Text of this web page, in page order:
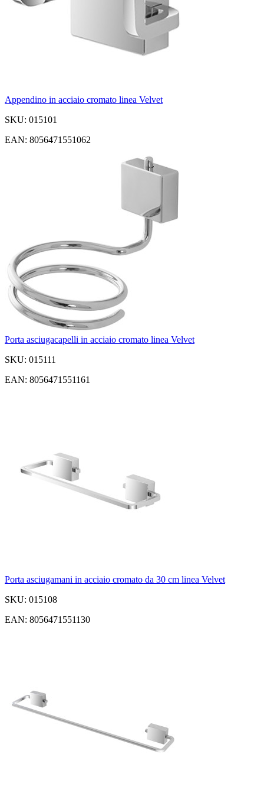
Appendino in acciaio cromato linea Velvet
SKU: 015101
EAN: 8056471551062
Porta asciugacapelli in acciaio cromato linea Velvet
SKU: 015111
EAN: 8056471551161
Porta asciugamani in acciaio cromato da 30 cm linea Velvet
SKU: 015108
EAN: 8056471551130